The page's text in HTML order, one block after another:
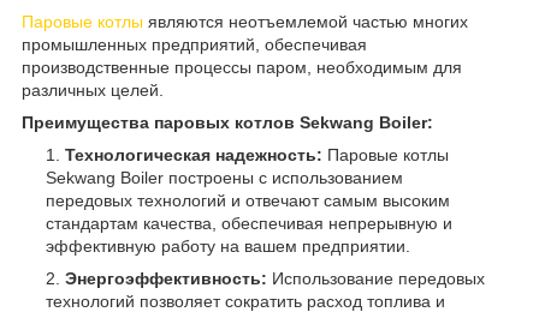
Паровые котлы являются неотъемлемой частью многих
промышленных предприятий, обеспечивая
производственные процессы паром, необходимым для
различных целей.
Преимущества паровых котлов Sekwang Boiler:
Технологическая надежность: Паровые котлы
Sekwang Boiler построены с использованием
передовых технологий и отвечают самым высоким
стандартам качества, обеспечивая непрерывную и
эффективную работу на вашем предприятии.
Энергоэффективность: Использование передовых
технологий позволяет сократить расход топлива и